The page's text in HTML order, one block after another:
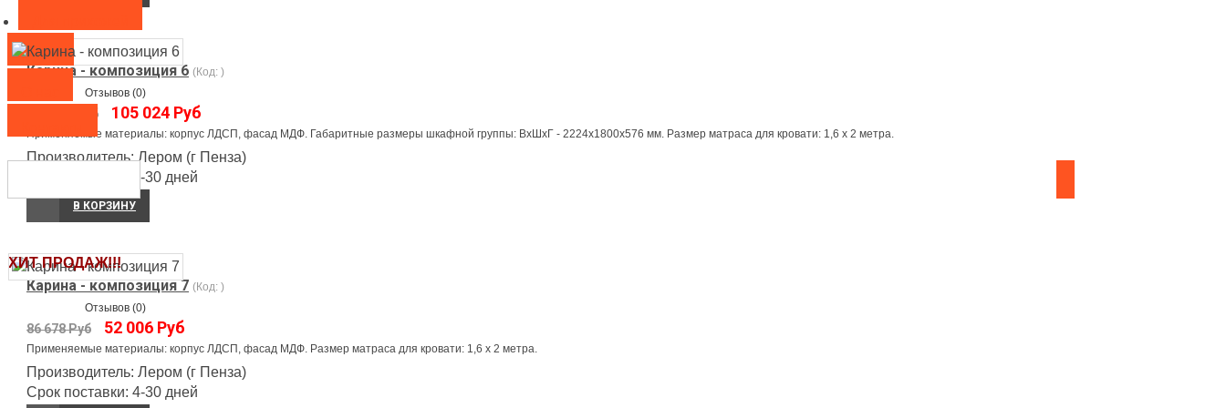
Кухни
Карина - композиция 6 (Код: )
Отзывов (0)
175 040 Руб 105 024 Руб
Применяемые материалы: корпус ЛДСП, фасад МДФ. Габаритные размеры шкафной группы: ВхШхГ - 2224х1800х576 мм. Размер матраса для кровати: 1,6 х 2 метра.
Производитель:Лером (г Пенза)
4-30 дней
В КОРЗИНУ
ХИТ ПРОДАЖ!!!
Карина - композиция 7 (Код: )
Отзывов (0)
86 678 Руб 52 006 Руб
Применяемые материалы: корпус ЛДСП, фасад МДФ. Размер матраса для кровати: 1,6 х 2 метра.
Производитель: Лером (г Пенза)
Срок поставки: 4-30 дней